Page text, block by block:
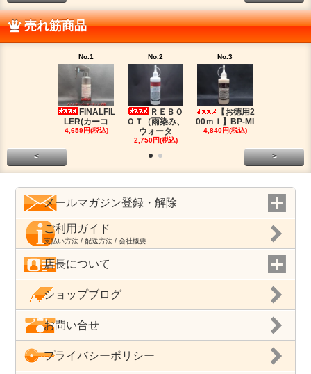
売れ筋商品
No.1
FINALFIL
LER(カーコ
4,659円(税込)
No.2
ＲＥＢＯ
ＯＴ（雨染み、
ウォータ
2,750円(税込)
No.3
【お徳用2
00ｍｌ】BP-MI
4,840円(税込)
< >
メールマガジン登録・解除
ご利用ガイド
支払い方法 / 配送方法 / 会社概要
店長について
ショップブログ
お問い合せ
プライバシーポリシー